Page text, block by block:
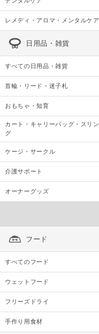
レメディ・アロマ・メンタルケア
日用品・雑貨
すべての日用品・雑貨
首輪・リード・迷子札
おもちゃ・知育
カート・キャリーバッグ・スリン
グ
ケージ・サークル
介護サポート
オーナーグッズ
フード
すべてのフード
ウェットフード
フリーズドライ
手作り用食材